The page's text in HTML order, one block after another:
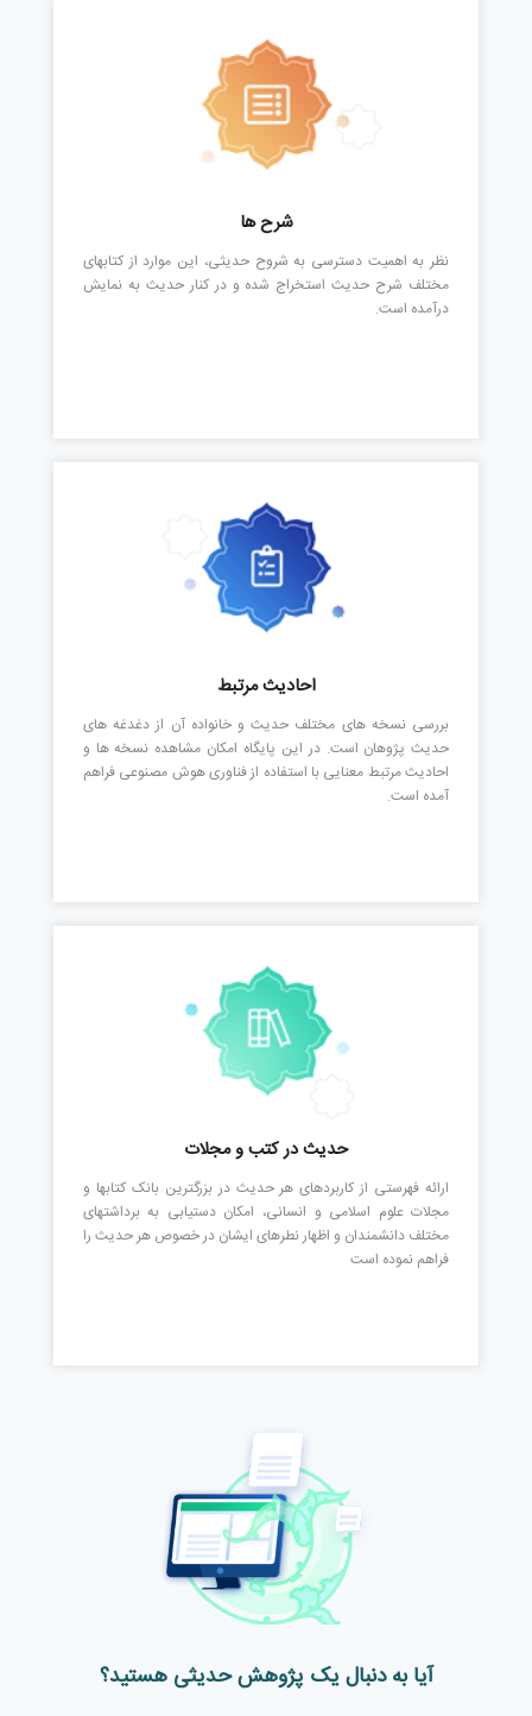
شرح ها
نظر به اهمیت دسترسی به شروح حدیثی، این موارد از کتابهای
مختلف شرح حدیث استخراج شده و در کنار حدیث به نمایش
درآمده است.
احادیث مرتبط
بررسی نسخه های مختلف حدیث و خانواده آن از دغدغه های
حدیث پژوهان است. در این پایگاه امکان مشاهده نسخه ها و
احادیث مرتبط معنایی با استفاده از فناوری هوش مصنوعی فراهم
آمده است.
حدیث در کتب و مجلات
ارائه فهرستی از کاربردهای هر حدیث در بزرگترین بانک کتابها و
مجلات علوم اسلامی و انسانی، امکان دستیابی به برداشتهای
مختلف دانشمندان و اظهار نطرهای ایشان در خصوص هر حدیث را
فراهم نموده است
آیا به دنبال یک پژوهش حدیثی هستید؟